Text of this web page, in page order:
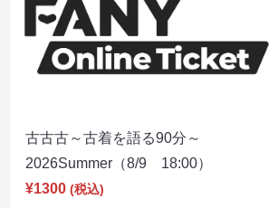
古古古～古着を語る90分～
2026Summer（8/9 18:00）
¥1300 (税込)